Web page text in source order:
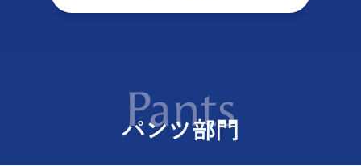
パンツ部門
Pants
パンツ